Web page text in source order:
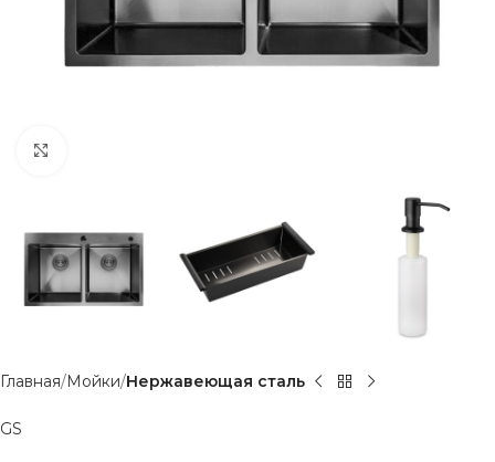
Главная Мойки Нержавеющая сталь
GS